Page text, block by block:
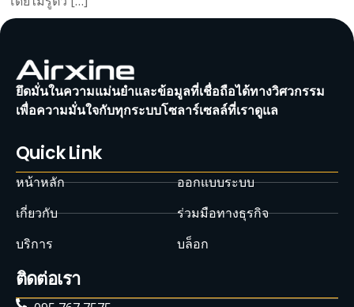
ยึดมั่นในความแม่นยำและข้อมูลที่เชื่อถือได้ทางวิศวกรรม
เพื่อความมั่นใจกับทุกระบบโซลาร์เซลล์ที่เราดูแล
Quick Link
หน้าหลัก
เกี่ยวกับ
บริการ
ออกแบบระบบ
ร่วมมือทางธุรกิจ
บล็อก
ติดต่อเรา